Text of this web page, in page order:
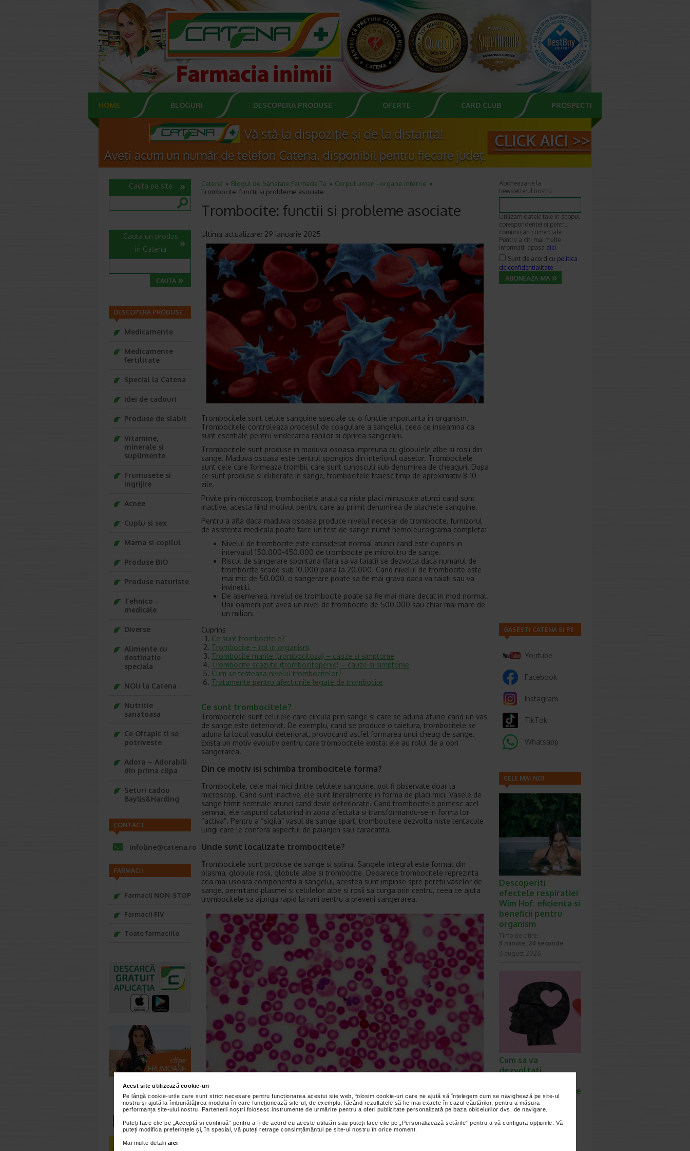
Acest site utilizează cookie-uri
Pe lângă cookie-urile care sunt strict necesare pentru funcționarea acestui site web, folosim cookie-uri care ne ajută să înțelegem cum se navighează pe site-ul
nostru și ajută la îmbunătățirea modului în care funcționează site-ul, de exemplu, făcând rezultatele să fie mai exacte în cazul căutărilor, pentru a măsura
performanța site-ului nostru. Partenerii noștri folosesc instrumente de urmărire pentru a oferi publicitate personalizată pe baza obiceiurilor dvs. de navigare.
Puteți face clic pe „Acceptă si continuă” pentru a fi de acord cu aceste utilizări sau puteți face clic pe „Personalizează setările” pentru a vă configura opțiunile. Vă
puteți modifica preferințele și, în special, vă puteți retrage consimțământul pe site-ul nostru în orice moment.
Mai multe detalii aici
HOME BLOGURI DESCOPERA PRODUSE OFERTE CARD CLUB PROSPECTE
Catena Blogul de Sanatate Farmacia Ta
Corpul uman - organe interne
Trombocite: functii si probleme asociate
Trombocite: functii si probleme asociate
Ultima actualizare: 29 ianuarie 2025
Trombocitele sunt celule sanguine speciale cu o functie importanta in organism.
Trombocitele controleaza procesul de coagulare a sangelui, ceea ce inseamna ca
sunt esentiale pentru vindecarea ranilor si oprirea sangerarii.
Trombocitele sunt produse in maduva osoasa impreuna cu globulele albe si rosii din
sange. Maduva osoasa este centrul spongios din interiorul oaselor. Trombocitele
sunt cele care formeaza trombii, care sunt cunoscuti sub denumirea de cheaguri. Dupa
ce sunt produse si eliberate in sange, trombocitele traiesc timp de aproximativ 8-10
zile.
Privite prin microscop, trombocitele arata ca niste placi minuscule atunci cand sunt
inactive, acesta fiind motivul pentru care au primit denumirea de plachete sanguine.
Pentru a afla daca maduva osoasa produce nivelul necesar de trombocite, furnizorul
de asistenta medicala poate face un test de sange numit hemoleucograma completa:
Nivelul de trombocite este considerat normal atunci cand este cuprins in
intervalul 150.000-450.000 de trombocite pe microlitru de sange.
Riscul de sangerare spontana (fara sa va taiati) se dezvolta daca numarul de
trombocite scade sub 10.000 pana la 20.000. Cand nivelul de trombocite este
mai mic de 50.000, o sangerare poate sa fie mai grava daca va taiati sau va
invinetiti.
De asemenea, nivelul de trombocite poate sa fie mai mare decat in mod normal.
Unii oameni pot avea un nivel de trombocite de 500.000 sau chiar mai mare de
un milion.
Cuprins
Ce sunt trombocitele?
Trombocite – rol in organism
Trombocite marite (trombocitoza) – cauze si simptome
Trombocite scazute (trombocitopenie) – cauze si simptome
Cum se testeaza nivelul trombocitelor?
Tratamente pentru afectiunile legate de trombocite
Ce sunt trombocitele?
Trombocitele sunt celulele care circula prin sange si care se aduna atunci cand un vas
de sange este deteriorat. De exemplu, cand se produce o taietura, trombocitele se
aduna la locul vasului deteriorat, provocand astfel formarea unui cheag de sange.
Exista un motiv evolutiv pentru care trombocitele exista: ele au rolul de a opri
sangerarea.
Din ce motiv isi schimba trombocitele forma?
Trombocitele, cele mai mici dintre celulele sanguine, pot fi observate doar la
microscop. Cand sunt inactive, ele sunt literalmente in forma de placi mici. Vasele de
sange trimit semnale atunci cand devin deteriorate. Cand trombocitele primesc acel
semnal, ele raspund calatorind in zona afectata si transformandu-se in forma lor
“activa”. Pentru a “sigila” vasul de sange spart, trombocitele dezvolta niste tentacule
lungi care le confera aspectul de paianjen sau caracatita.
Unde sunt localizate trombocitele?
Trombocitele sunt produse de sange si splina. Sangele integral este format din
plasma, globule rosii, globule albe si trombocite. Deoarece trombocitele reprezinta
cea mai usoara componenta a sangelui, acestea sunt impinse spre peretii vaselor de
sange, permitand plasmei si celulelor albe si rosii sa curga prin centru, ceea ce ajuta
trombocitele sa ajunga rapid la rani pentru a preveni sangerarea.
Trombocite – rol in organism
Trombocitele se mai numesc si plachete sanguine datorita aspectului de placi
minuscule, incolore. Cand un vas de sange se rupe, trombocitele se aduna pentru a
Cauta pe site
Cauta un produs
in Catena
DESCOPERA PRODUSE
Medicamente
Medicamente
fertilitate
Special la Catena
Idei de cadouri
Produse de slabit
Vitamine,
minerale si
suplimente
Frumusete si
ingrijire
Acnee
Cuplu si sex
Mama si copilul
Produse BIO
Produse naturiste
Tehnico -
medicale
Diverse
Alimente cu
destinatie
speciala
NOU la Catena
Nutritie
sanatoasa
Ce Oftapic ti se
potriveste
Adora – Adorabili
din prima clipa
Seturi cadou
Baylis&Harding
CONTACT
infoline@catena.ro
FARMACII
Farmacii NON-STOP
Farmacii FIV
Toate farmaciile
Aboneaza-te la
newsletterul nostru
Utilizam datele tale in scopul
corespondentei si pentru
comunicari comerciale.
Pentru a citi mai multe
informatii apasa aici.
Sunt de acord cu politica
de confidentialitate
GASESTI CATENA SI PE
Youtube
Facebook
Instagram
TikTok
Whatsapp
CELE MAI NOI
Descoperiti
efectele respiratiei
Wim Hof: eficienta si
beneficii pentru
organism
Timp de citire:
5 minute, 24 secunde
6 august 2026
Cum sa va
dezvoltati
emotionala: metode
prin care va puteti
imbunatati EQ-ul
Timp de citire: